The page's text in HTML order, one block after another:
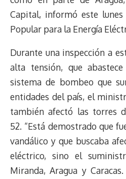
Capital, informó este
Popular para la Energía
Durante una inspección a
alta tensión, que
sistema de bombeo que
entidades del país, el
también afectó las torres
52. “Está demostrado que
vandálico y que buscaba
eléctrico, sino el
Miranda, Aragua y